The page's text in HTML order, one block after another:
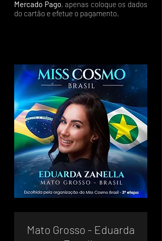
Mercado Pago, apenas coloque os dados
do cartão e efetue o pagamento.
Mato Grosso - Eduarda